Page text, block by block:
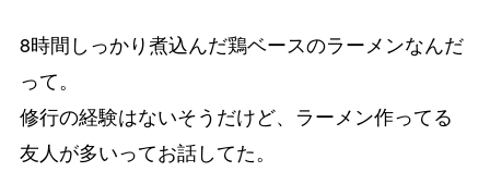
8時間しっかり煮込んだ鶏ベースのラーメンなんだ
って。
修行の経験はないそうだけど、ラーメン作ってる
友人が多いってお話してた。